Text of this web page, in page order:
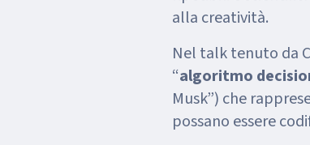
alla creatività.
Nel talk tenuto da
“algoritmo
Musk”) che
possano essere